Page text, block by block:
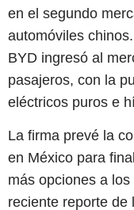
en el segundo
automóviles
BYD ingresó al
pasajeros, con la
eléctricos puros e
La firma prevé la
en México para
más opciones a
reciente reporte de